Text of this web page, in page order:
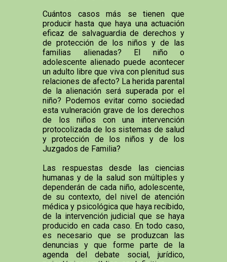
Cuántos casos más se tienen que
producir hasta que haya una actuación
eficaz de salvaguardia de derechos y
de protección de los niños y de las
familias alienadas? El niño o
adolescente alienado puede acontecer
un adulto libre que viva con plenitud sus
relaciones de afecto? La herida parental
de la alienación será superada por el
niño? Podemos evitar como sociedad
esta vulneración grave de los derechos
de los niños con una intervención
protocolizada de los sistemas de salud
y protección de los niños y de los
Juzgados de Familia?
Las respuestas desde las ciencias
humanas y de la salud son múltiples y
dependerán de cada niño, adolescente,
de su contexto, del nivel de atención
médica y psicológica que haya recibido,
de la intervención judicial que se haya
producido en cada caso. En todo caso,
es necesario que se produzcan las
denuncias y que forme parte de la
agenda del debate social, jurídico,